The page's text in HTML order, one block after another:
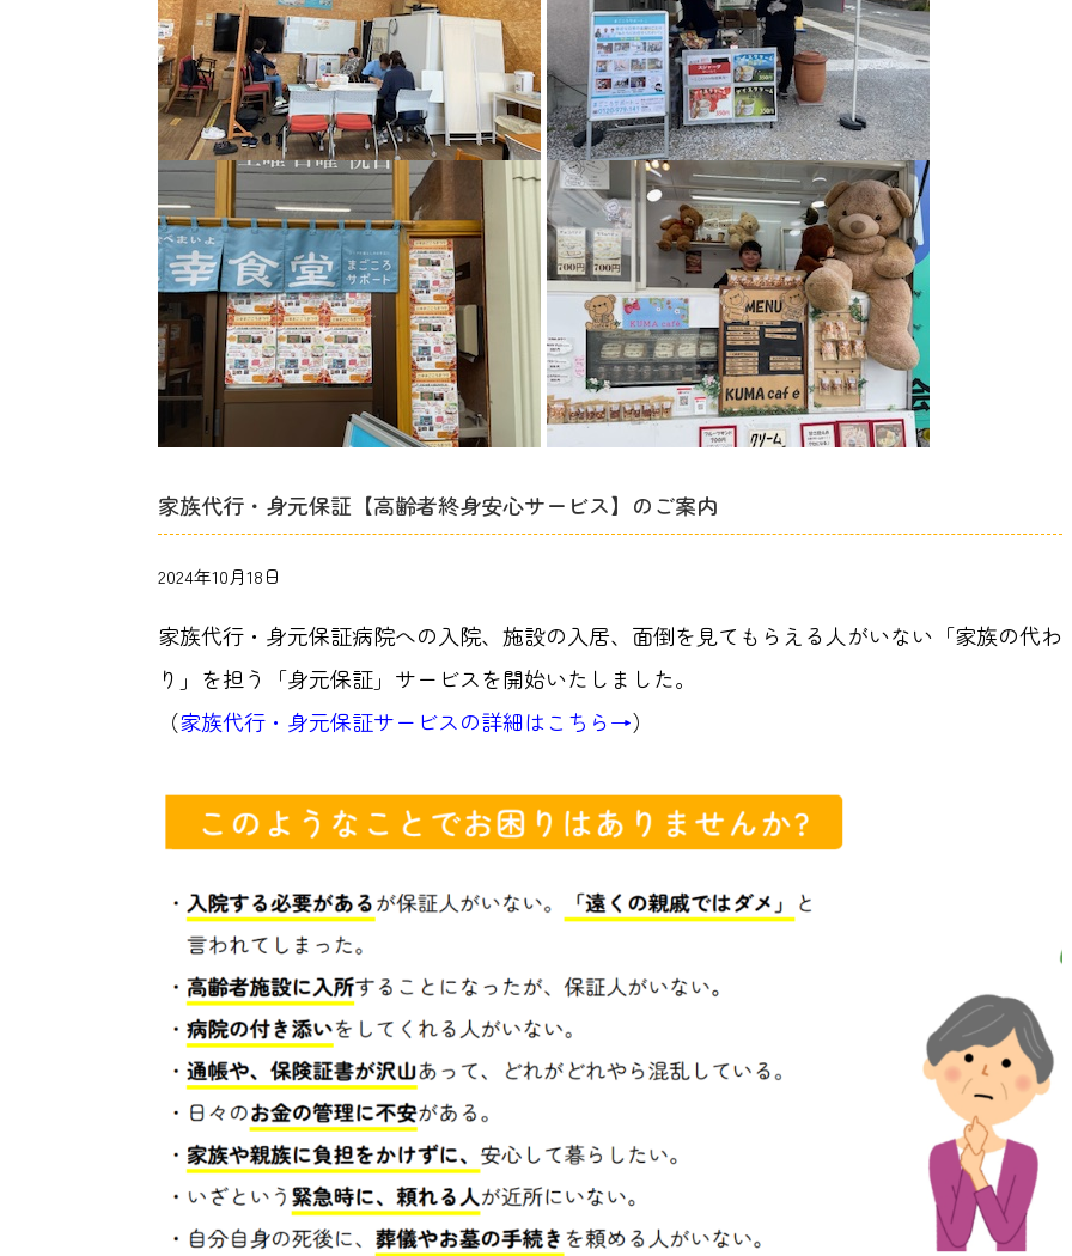
家族代行・身元保証【高齢者終身安心サービス】のご案内
2024年10月18日
家族代行・身元保証病院への入院、施設の入居、面倒を見てもらえる人がいない「家族の代わ
り」を担う「身元保証」サービスを開始いたしました。
（家族代行・身元保証サービスの詳細はこちら→）